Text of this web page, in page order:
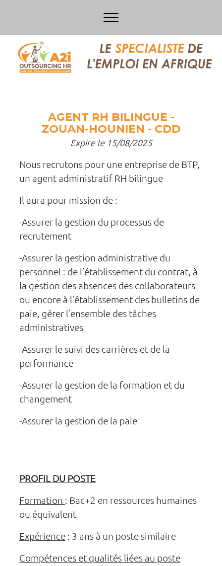
AGENT RH BILINGUE -
ZOUAN-HOUNIEN - CDD
Expire le 15/08/2025
Nous recrutons pour une entreprise de BTP,
un agent administratif RH bilingue
Il aura pour mission de :
-Assurer la gestion du processus de
recrutement
-Assurer la gestion administrative du
personnel : de l’établissement du contrat, à
la gestion des absences des collaborateurs
ou encore à l’établissement des bulletins de
paie, gérer l’ensemble des tâches
administratives
-Assurer le suivi des carrières et de la
performance
-Assurer la gestion de la formation et du
changement
-Assurer la gestion de la paie
PROFIL DU POSTE
Formation : Bac+2 en ressources humaines
ou équivalent
Expérience : 3 ans à un poste similaire
Compétences et qualités liées au poste